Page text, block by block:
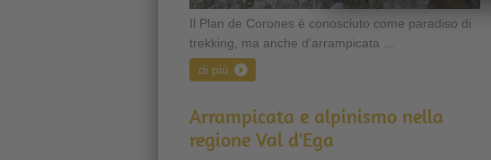
Il Plan de Corones è conosciuto come paradiso di
trekking, ma anche d'arrampicata ...
di più
Arrampicata e alpinismo nella
regione Val d'Ega